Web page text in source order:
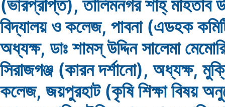
(ভারপ্রাপ্ত), তালিমনগর শাহ্ মাহতাব
বিদ্যালয় ও কলেজ, পাবনা (এডহক
অধ্যক্ষ, ডাঃ শামস্ উদ্দিন সালেমা
সিরাজগঞ্জ (কারন দর্শানো), অধ্যক্ষ,
কলেজ, জয়পুরহাট (কৃষি শিক্ষা বিষয়